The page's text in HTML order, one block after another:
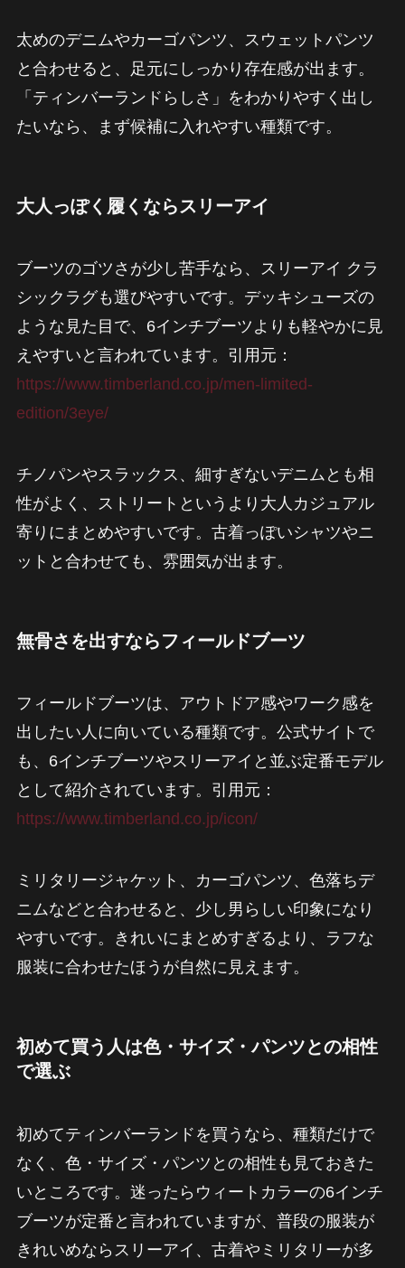
太めのデニムやカーゴパンツ、スウェットパンツ
と合わせると、足元にしっかり存在感が出ます。
「ティンバーランドらしさ」をわかりやすく出し
たいなら、まず候補に入れやすい種類です。
大人っぽく履くならスリーアイ
ブーツのゴツさが少し苦手なら、スリーアイ クラ
シックラグも選びやすいです。デッキシューズの
ような見た目で、6インチブーツよりも軽やかに見
えやすいと言われています。引用元：
https://www.timberland.co.jp/men-limited-
edition/3eye/
チノパンやスラックス、細すぎないデニムとも相
性がよく、ストリートというより大人カジュアル
寄りにまとめやすいです。古着っぽいシャツやニ
ットと合わせても、雰囲気が出ます。
無骨さを出すならフィールドブーツ
フィールドブーツは、アウトドア感やワーク感を
出したい人に向いている種類です。公式サイトで
も、6インチブーツやスリーアイと並ぶ定番モデル
として紹介されています。引用元：
https://www.timberland.co.jp/icon/
ミリタリージャケット、カーゴパンツ、色落ちデ
ニムなどと合わせると、少し男らしい印象になり
やすいです。きれいにまとめすぎるより、ラフな
服装に合わせたほうが自然に見えます。
初めて買う人は色・サイズ・パンツとの相性
で選ぶ
初めてティンバーランドを買うなら、種類だけで
なく、色・サイズ・パンツとの相性も見ておきた
いところです。迷ったらウィートカラーの6インチ
ブーツが定番と言われていますが、普段の服装が
きれいめならスリーアイ、古着やミリタリーが多